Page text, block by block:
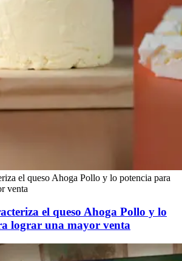
el queso Ahoga Pollo y lo potencia para
venta
el queso Ahoga Pollo y lo
lograr una mayor venta